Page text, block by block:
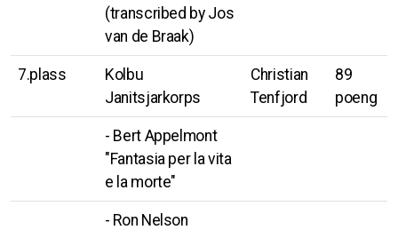
(transcribed by Jos
van de Braak)
7.plass
Kolbu
Janitsjarkorps
Christian
Tenfjord
89
poeng
- Bert Appelmont
"Fantasia per la vita
e la morte"
- Ron Nelson